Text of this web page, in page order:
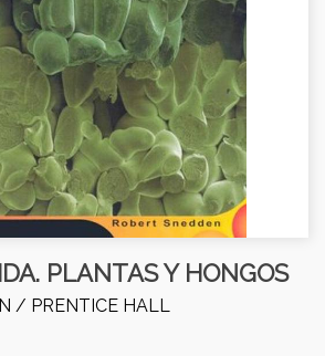
PLANTAS Y HONGOS
/ PRENTICE HALL